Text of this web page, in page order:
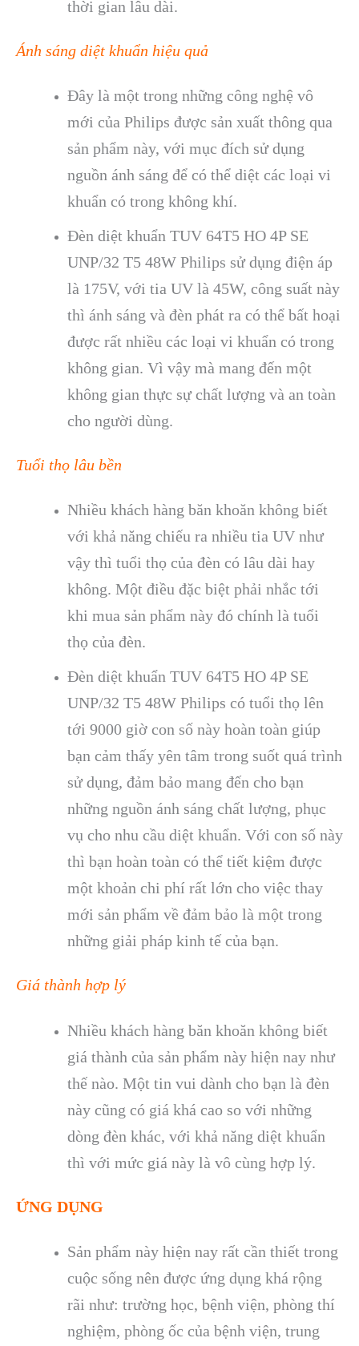
thời gian lâu dài.
Ánh sáng diệt khuẩn hiệu quả
Đây là một trong những công nghệ vô
mới của Philips được sản xuất thông qua
sản phẩm này, với mục đích sử dụng
nguồn ánh sáng để có thể diệt các loại vi
khuẩn có trong không khí.
Đèn diệt khuẩn TUV 64T5 HO 4P SE
UNP/32 T5 48W Philips sử dụng điện áp
là 175V, với tia UV là 45W, công suất này
thì ánh sáng và đèn phát ra có thể bất hoại
được rất nhiều các loại vi khuẩn có trong
không gian. Vì vậy mà mang đến một
không gian thực sự chất lượng và an toàn
cho người dùng.
Tuổi thọ lâu bền
Nhiều khách hàng băn khoăn không biết
với khả năng chiếu ra nhiều tia UV như
vậy thì tuổi thọ của đèn có lâu dài hay
không. Một điều đặc biệt phải nhắc tới
khi mua sản phẩm này đó chính là tuổi
thọ của đèn.
Đèn diệt khuẩn TUV 64T5 HO 4P SE
UNP/32 T5 48W Philips có tuổi thọ lên
tới 9000 giờ con số này hoàn toàn giúp
bạn cảm thấy yên tâm trong suốt quá trình
sử dụng, đảm bảo mang đến cho bạn
những nguồn ánh sáng chất lượng, phục
vụ cho nhu cầu diệt khuẩn. Với con số này
thì bạn hoàn toàn có thể tiết kiệm được
một khoản chi phí rất lớn cho việc thay
mới sản phẩm về đảm bảo là một trong
những giải pháp kinh tế của bạn.
Giá thành hợp lý
Nhiều khách hàng băn khoăn không biết
giá thành của sản phẩm này hiện nay như
thế nào. Một tin vui dành cho bạn là đèn
này cũng có giá khá cao so với những
dòng đèn khác, với khả năng diệt khuẩn
thì với mức giá này là vô cùng hợp lý.
ỨNG DỤNG
Sản phẩm này hiện nay rất cần thiết trong
cuộc sống nên được ứng dụng khá rộng
rãi như: trường học, bệnh viện, phòng thí
nghiệm, phòng ốc của bệnh viện, trung